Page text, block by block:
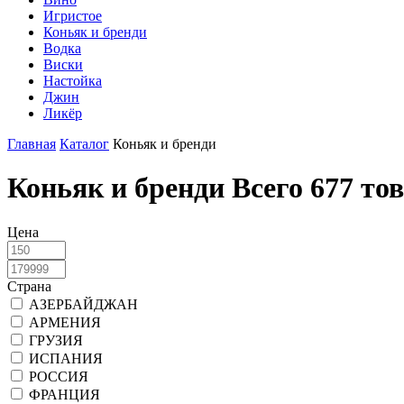
Игристое
Коньяк и бренди
Водка
Виски
Настойка
Джин
Ликёр
Главная Каталог Коньяк и бренди
Коньяк и бренди Всего 677
Цена
Страна
АЗЕРБАЙДЖАН
АРМЕНИЯ
ГРУЗИЯ
ИСПАНИЯ
РОССИЯ
ФРАНЦИЯ